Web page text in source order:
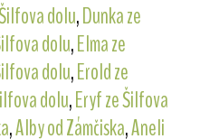
dolu,Dunka ze
dolu,Elma ze
dolu,Erold ze
dolu,Eryf ze Šilfova
,Alby od Zámčiska,Aneli